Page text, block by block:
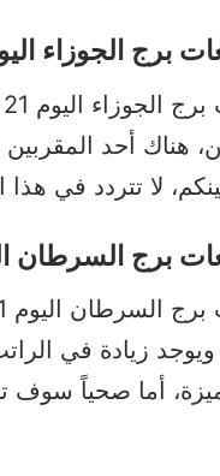
اليوم 21 أيار – 20
هناك أحد
لا تتردد في
اليوم 21 حزيران –
زيادة في
أما صحياً